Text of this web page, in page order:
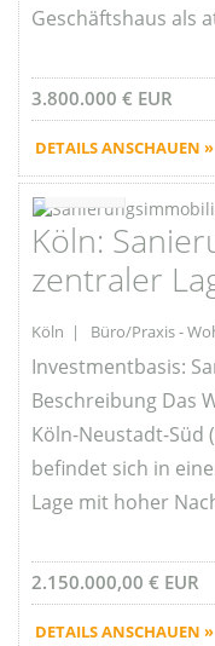
Geschäftshaus als
3.800.000 € EUR
DETAILS ANSCHAUEN »
Favorite
Köln:
zentraler
Köln | Büro/Praxis -
Investmentbasis:
Beschreibung Das
Köln-Neustadt-Süd
befindet sich in
Lage mit hoher
2.150.000,00 € EUR
DETAILS ANSCHAUEN »